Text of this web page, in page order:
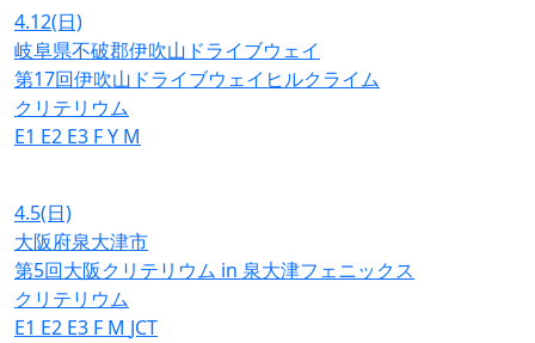
4.12(日)
岐阜県不破郡伊吹山ドライブウェイ
第17回伊吹山ドライブウェイヒルクライム
クリテリウム
E1 E2 E3 FY M
4.5(日)
大阪府泉大津市
第5回大阪クリテリウム in 泉大津フェニックス
クリテリウム
E1 E2 E3 F M JCT